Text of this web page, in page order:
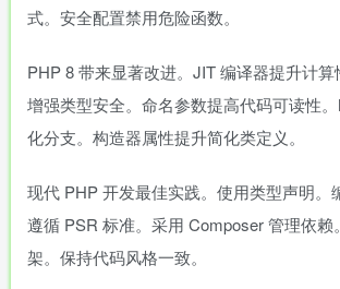
式。安全配置禁用危险函数。
PHP 8 带来显著改进。JIT 编译器提升计
增强类型安全。命名参数提高代码可读性
化分支。构造器属性提升简化类定义。
现代 PHP 开发最佳实践。使用类型声明。
遵循 PSR 标准。采用 Composer 管理依
架。保持代码风格一致。